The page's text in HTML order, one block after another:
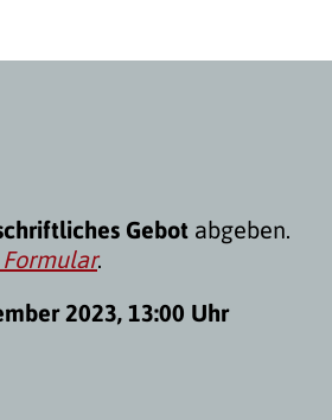
Gebot abgeben.
.
2023, 13:00 Uhr